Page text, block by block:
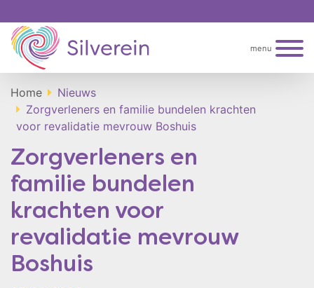
menu
Home
Nieuws
Zorgverleners en familie bundelen krachten
voor revalidatie mevrouw Boshuis
Zorgverleners en
familie bundelen
krachten voor
revalidatie mevrouw
Boshuis